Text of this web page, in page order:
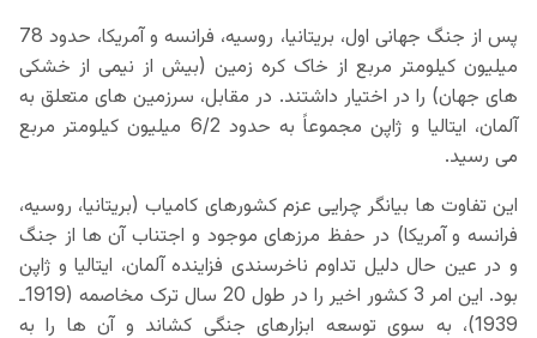
پس از جنگ جهانی اول، بریتانیا، روسیه، فرانسه و آمریکا، حدود 78
میلیون کیلومتر مربع از خاک کره زمین (بیش از نیمی از خشکی
های جهان) را در اختیار داشتند. در مقابل، سرزمین های متعلق به
آلمان، ایتالیا و ژاپن مجموعاً به حدود 6/2 میلیون کیلومتر مربع
می رسید.
این تفاوت ها بیانگر چرایی عزم کشورهای کامیاب (بریتانیا، روسیه،
فرانسه و آمریکا) در حفظ مرزهای موجود و اجتناب آن ها از جنگ
و در عین حال دلیل تداوم ناخرسندی فزاینده آلمان، ایتالیا و ژاپن
بود. این امر 3 کشور اخیر را در طول 20 سال ترک مخاصمه (1919ـ
1939)، به سوی توسعه ابزارهای جنگی کشاند و آن ها را به